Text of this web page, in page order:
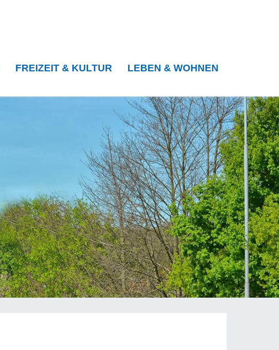
FREIZEIT & KULTUR LEBEN & WOHNEN